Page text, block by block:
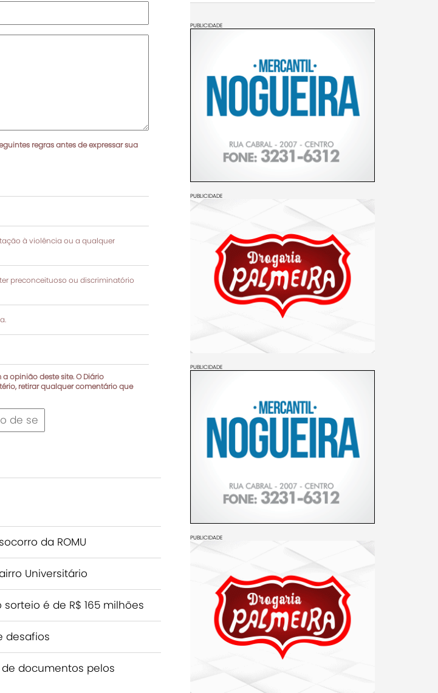
regras antes de expressar sua
à violência ou a qualquer
preconceituoso ou discriminatório
opinião deste site. O Diário
retirar qualquer comentário que
da ROMU
Universitário
é de R$ 165 milhões
desafios
documentos pelos
PUBLICIDADE
PUBLICIDADE
PUBLICIDADE
PUBLICIDADE